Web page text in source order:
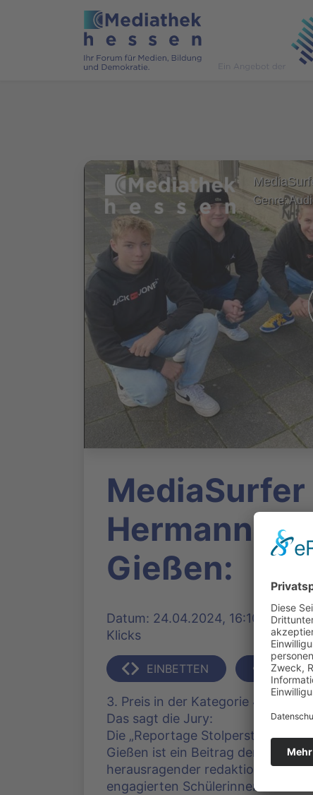
Genre:
Hermann-
Gießen:
Datum: 24.04.2024, 16:10 Uhr |
Klicks
EINBETTEN
3. Preis in der Kategorie 4 (bis 18
Das sagt die Jury:
Die „Reportage Stolpersteine“
Gießen ist ein Beitrag der
herausragender redaktioneller
engagierten Schülerinnen und